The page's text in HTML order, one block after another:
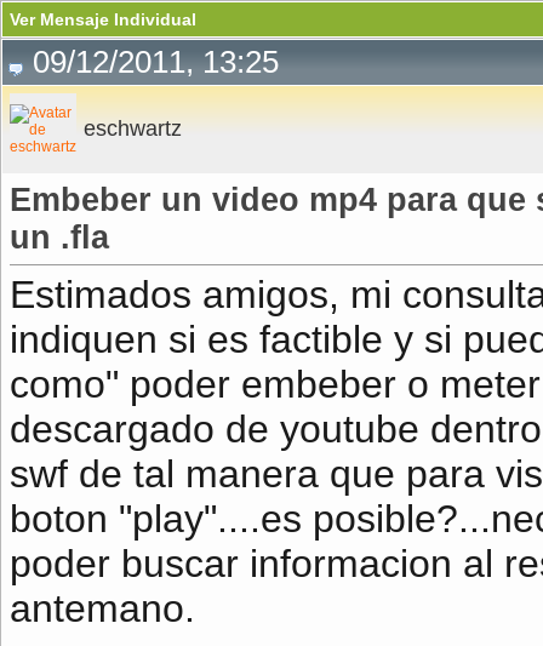
Ver Mensaje Individual
09/12/2011, 13:25
eschwartz
Embeber un video mp4 para
un .fla
Estimados amigos, mi
indiquen si es factible y si
como" poder embeber o
descargado de youtube
swf de tal manera que para
boton "play"....es
poder buscar informacion al
antemano.